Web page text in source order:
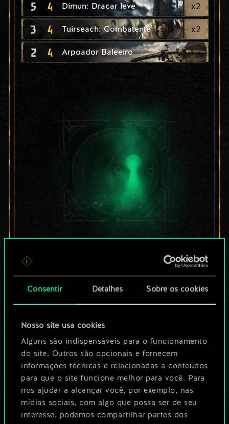
Consentir Detalhes Sobre os cookies
Nosso site usa cookies
Alguns são indispensáveis para o funcionamento
do site. Outros são opcionais e fornecem
informações técnicas e relacionadas a conteúdos
para que o site funcione melhor para você. Para
nos ajudar a alcançar você, por exemplo, nas
mídias sociais, com algo que possa ser de seu
interesse, podemos compartilhar partes dos
5 4 Dimun: Dracar leve x2
3 4 Tuirseach: Combatente x2
2 4 Arpoador Baleeiro
Por enquanto, isto é
apenas um conjunto
compartilhado.
No entanto, dá para
ser muito mais!
Dê um nome para este baralho e crie
um guia